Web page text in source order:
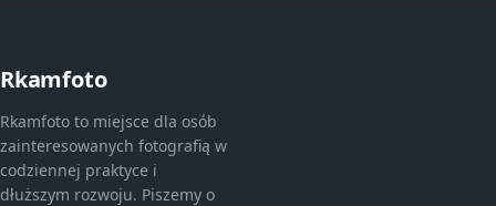
Rkamfoto
Rkamfoto to miejsce dla osób
zainteresowanych fotografią w
codziennej praktyce i
dłuższym rozwoju. Piszemy o